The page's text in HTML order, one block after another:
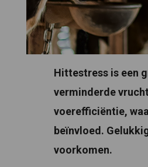
Hittestress is een
verminderde
voerefficiëntie,
beïnvloed.
voorkomen.